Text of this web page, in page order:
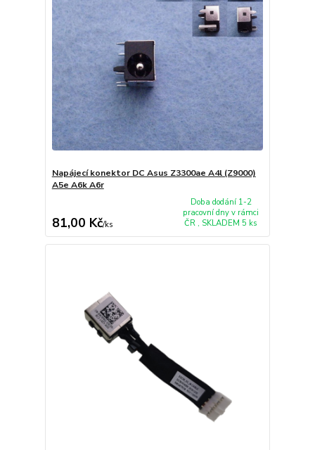
Napájecí konektor DC Asus Z3300ae A4l (Z9000)
A5e A6k A6r
81,00 Kč/ks
Doba dodání 1-2
pracovní dny v rámci
ČR , SKLADEM 5 ks